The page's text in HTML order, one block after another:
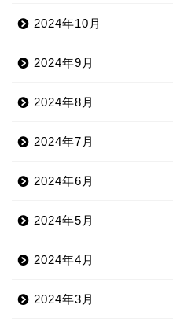
2024年10月
2024年9月
2024年8月
2024年7月
2024年6月
2024年5月
2024年4月
2024年3月